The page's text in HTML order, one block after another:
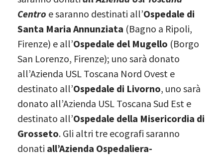
Centro e saranno destinati all’Ospedale di
Santa Maria Annunziata (Bagno a Ripoli,
Firenze) e all’Ospedale del Mugello (Borgo
San Lorenzo, Firenze); uno sarà donato
all’Azienda USL Toscana Nord Ovest e
destinato all’Ospedale di Livorno, uno sarà
donato all’Azienda USL Toscana Sud Est e
destinato all’Ospedale della Misericordia di
Grosseto. Gli altri tre ecografi saranno
donati all’Azienda Ospedaliera-